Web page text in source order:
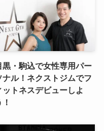
黒・駒込で女性専用パー
ナル！ネクストジムでフ
ットネスデビューしよ
！